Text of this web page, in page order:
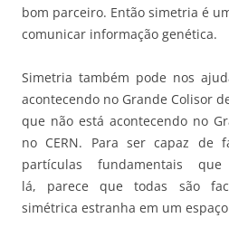
bom parceiro. Então simetria é
comunicar informação genética.
Simetria também pode nos
acontecendo no Grande Colisor
que não está acontecendo no
no CERN. Para ser capaz de
partículas fundamentais
lá, parece que todas são
simétrica estranha em um